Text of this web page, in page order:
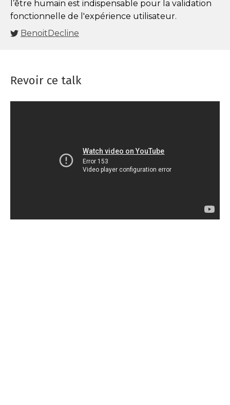
l’être humain est indispensable pour la validation
fonctionnelle de l'expérience utilisateur.
BenoitDecline
Revoir ce talk